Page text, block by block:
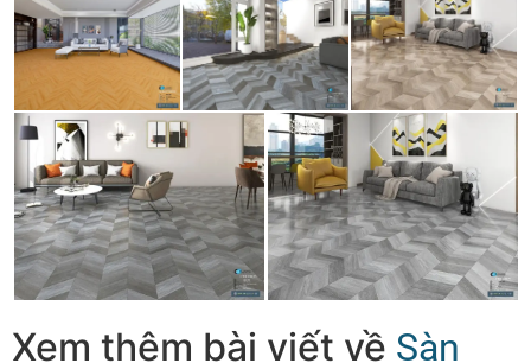
Xem thêm bài viết về Sàn